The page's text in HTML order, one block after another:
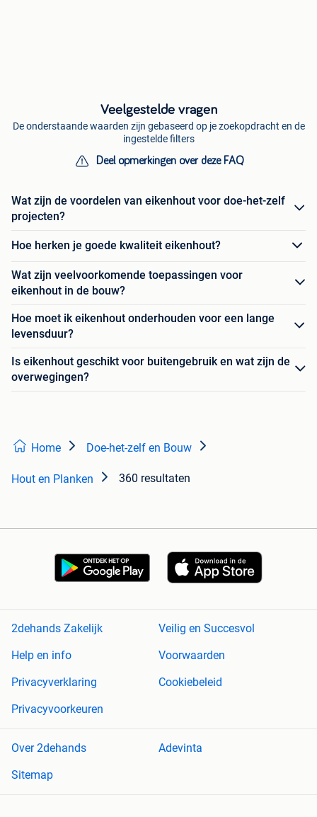
Veelgestelde vragen
De onderstaande waarden zijn gebaseerd op je zoekopdracht en de
ingestelde filters
Deel opmerkingen over deze FAQ
Wat zijn de voordelen van eikenhout voor doe-het-zelf
projecten?
Hoe herken je goede kwaliteit eikenhout?
Wat zijn veelvoorkomende toepassingen voor
eikenhout in de bouw?
Hoe moet ik eikenhout onderhouden voor een lange
levensduur?
Is eikenhout geschikt voor buitengebruik en wat zijn de
overwegingen?
Home Doe-het-zelf en Bouw
Hout en Planken 360 resultaten
2dehands Zakelijk
Veilig en Succesvol
Help en info
Voorwaarden
Privacyverklaring
Cookiebeleid
Privacyvoorkeuren
Over 2dehands
Adevinta
Sitemap